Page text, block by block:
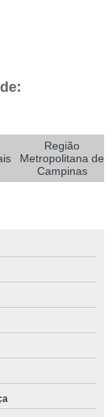
Região
Metropolitana de
Campinas